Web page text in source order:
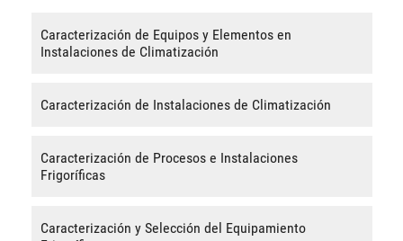
Caracterización de Equipos y Elementos en
Instalaciones de Climatización
Caracterización de Instalaciones de Climatización
Caracterización de Procesos e Instalaciones
Frigoríficas
Caracterización y Selección del Equipamiento